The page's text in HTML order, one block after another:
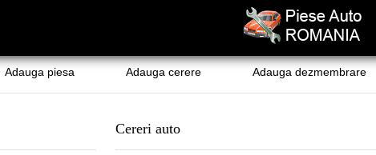
Adauga piesa Adauga cerere Adauga dezmembrare
Cereri auto